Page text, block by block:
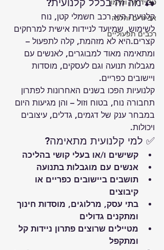
טרייד אין ומימון
אביזרים והלכה
רכבים תפעוליים
🛵 מה זה בכלל קלנועית?
קלנועית היא רכב חשמלי קטן, נוח
לשימוש, שמיועד לניידות אישית למרחקים
קצרים.היא לא מזהמת, קלה לתפעול –
ומתאימה מאוד למבוגרים, לאנשים עם
מגבלות תנועה וגם לעסקים, מוסדות
ויישובים כפריים.
קלנועיות הפכו בשנים האחרונות לפתרון
תחבורה נוח, בטוח וזול – והן מגיעות היום
במבחר ענק של דגמים, גדלים, עיצובים
ויכולות.
✅ למי קלנועית מתאימה?
קשישים ו/או בעלי קושי בהליכה
אנשים עם מוגבלות בתנועה
תושבים ביישובים כפריים או
קיבוצים
בתי עסק, מרלוגים, מוסדות חינוך
ומתקנים גדולים
מטיילים שרוצים פתרון ניידות קל
ומתקפל